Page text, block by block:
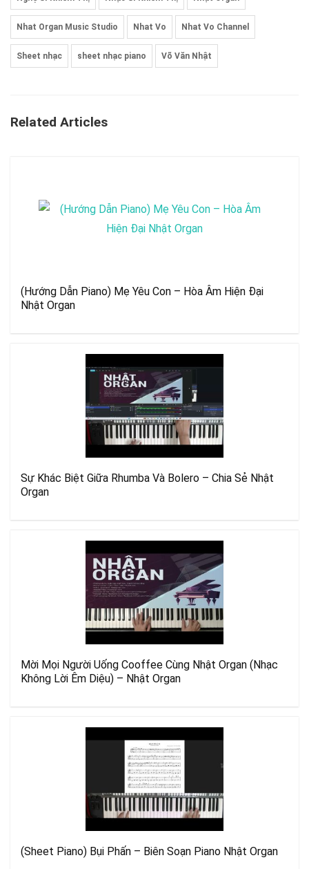
Nhat Organ Music Studio Nhat Vo Nhat Vo Channel
Sheet nhạc sheet nhạc piano Võ Văn Nhật
Related Articles
(Hướng Dẫn Piano) Mẹ Yêu Con – Hòa Âm Hiện Đại
Nhật Organ
Sự Khác Biệt Giữa Rhumba Và Bolero – Chia Sẻ Nhật
Organ
Mời Mọi Người Uống Cooffee Cùng Nhật Organ (Nhạc
Không Lời Êm Diệu) – Nhật Organ
(Sheet Piano) Bụi Phấn – Biên Soạn Piano Nhật Organ